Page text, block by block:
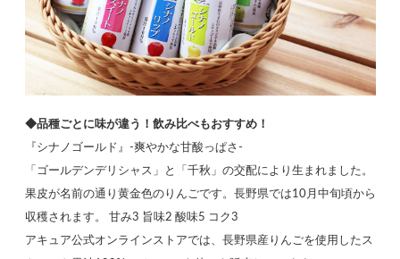
◆品種ごとに味が違う！飲み比べもおすすめ！
『シナノゴールド』-爽やかな甘酸っぱさ-
「ゴールデンデリシャス」と「千秋」の交配により生まれました。
果皮が名前の通り黄金色のりんごです。長野県では10月中旬頃から
収穫されます。 甘み3 旨味2 酸味5 コク3
アキュア公式オンラインストアでは、長野県産りんごを使用したス